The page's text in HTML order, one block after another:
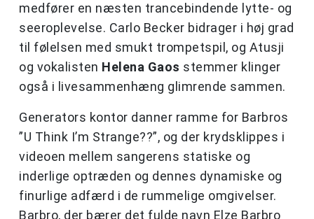
medfører en næsten trancebindende lytte- og
seeroplevelse. Carlo Becker bidrager i høj grad
til følelsen med smukt trompetspil, og Atusji
og vokalisten Helena Gaos stemmer klinger
også i livesammenhæng glimrende sammen.
Generators kontor danner ramme for Barbros
”U Think I’m Strange??”, og der krydsklippes i
videoen mellem sangerens statiske og
inderlige optræden og dennes dynamiske og
finurlige adfærd i de rummelige omgivelser.
Barbro, der bærer det fulde navn Elze Barbro